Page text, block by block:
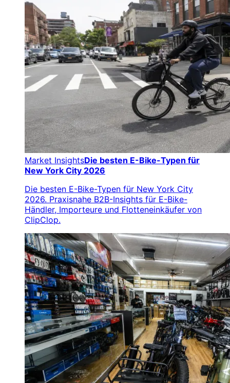
Market InsightsDie besten E-Bike-Typen für
New York City 2026
Die besten E-Bike-Typen für New York City
2026. Praxisnahe B2B-Insights für E-Bike-
Händler, Importeure und Flotteneinkäufer von
ClipClop.